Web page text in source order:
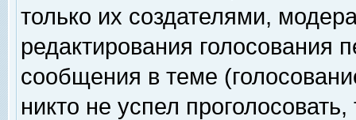
только их создателями,
редактирования голосования
сообщения в теме
никто не успел